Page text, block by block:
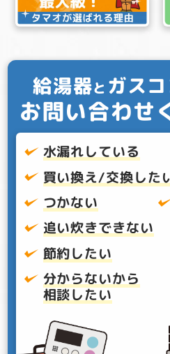
給湯器と ガス
お問い合わせ
水漏れしている
買い換え/交換した
つかない
追い炊きできない
節約したい
分からないから
相談したい